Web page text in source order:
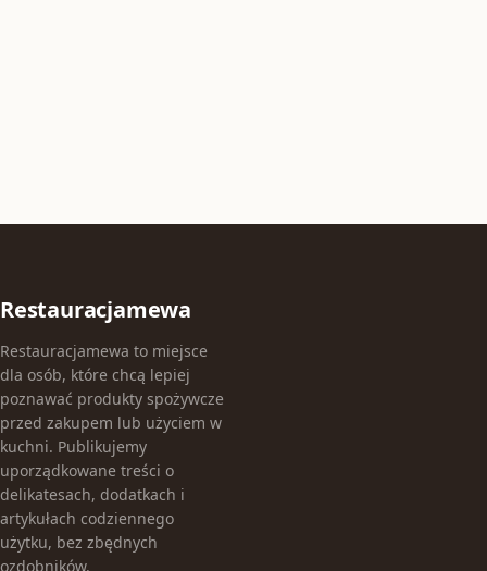
Restauracjamewa
Restauracjamewa to miejsce
dla osób, które chcą lepiej
poznawać produkty spożywcze
przed zakupem lub użyciem w
kuchni. Publikujemy
uporządkowane treści o
delikatesach, dodatkach i
artykułach codziennego
użytku, bez zbędnych
ozdobników.